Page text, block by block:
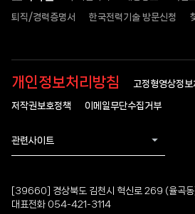
퇴직/경력증명서 한국전력기술 방문신청
개인정보처리방침 고정형영상정
저작권보호정책 이메일무단수집거부
관련사이트
[39660] 경상북도 김천시 혁신로 269 (율곡동
대표전화 054-421-3114